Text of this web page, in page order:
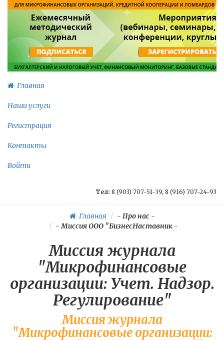
Главная
Наши услуги
Регистрация
Контакты
Войти
Тел: 8 (903) 707-51-39, 8 (916) 707-24-93
Главная - Про нас-
-Миссия ООО "БизнесНаставник-
Миссия журнала
"Микрофинансовые
организации: Учет. Надзор.
Регулирование"
Миссия журнала
"Микрофинансовые организации: